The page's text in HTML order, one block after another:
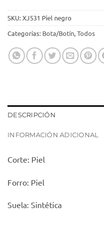
SKU:XJ531 Piel negro
Categorías: Bota/Botín,Todos
DESCRIPCIÓN
INFORMACIÓN ADICIONAL
Corte: Piel
Forro: Piel
Suela: Sintética